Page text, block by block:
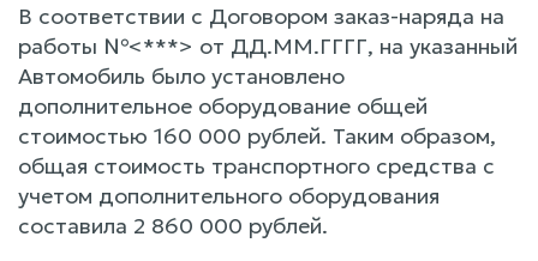
В соответствии с Договором заказ-наряда на
работы №<***> от ДД.ММ.ГГГГ, на указанный
Автомобиль было установлено
дополнительное оборудование общей
стоимостью 160 000 рублей. Таким образом,
общая стоимость транспортного средства с
учетом дополнительного оборудования
составила 2 860 000 рублей.